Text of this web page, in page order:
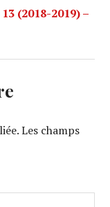
(2018-2019) –
Les champs